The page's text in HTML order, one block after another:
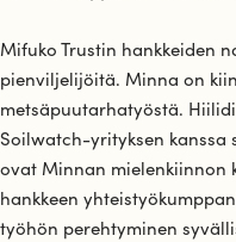
Mifuko Trustin hankkeiden
pienviljelijöitä. Minna on
metsäpuutarhatyöstä.
Soilwatch-yrityksen kanssa
ovat Minnan mielenkiinnon
hankkeen
työhön perehtyminen